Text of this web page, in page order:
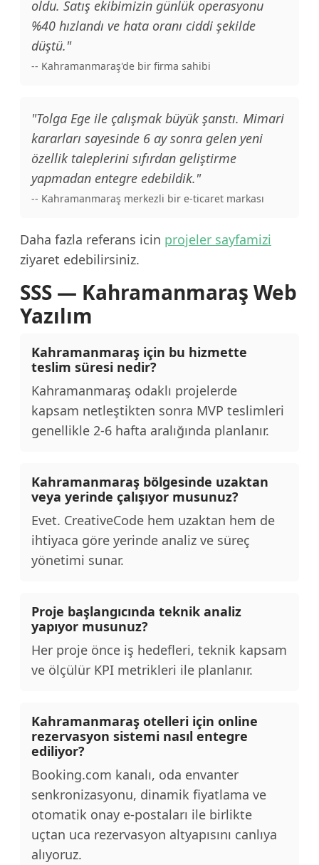
oldu. Satış ekibimizin günlük operasyonu
%40 hızlandı ve hata oranı ciddi şekilde
düştü."
-- Kahramanmaraş'de bir firma sahibi
"Tolga Ege ile çalışmak büyük şanstı. Mimari
kararları sayesinde 6 ay sonra gelen yeni
özellik taleplerini sıfırdan geliştirme
yapmadan entegre edebildik."
-- Kahramanmaraş merkezli bir e-ticaret markası
Daha fazla referans icin projeler sayfamizi
ziyaret edebilirsiniz.
SSS — Kahramanmaraş Web
Yazılım
Kahramanmaraş için bu hizmette
teslim süresi nedir?
Kahramanmaraş odaklı projelerde
kapsam netleştikten sonra MVP teslimleri
genellikle 2-6 hafta aralığında planlanır.
Kahramanmaraş bölgesinde uzaktan
veya yerinde çalışıyor musunuz?
Evet. CreativeCode hem uzaktan hem de
ihtiyaca göre yerinde analiz ve süreç
yönetimi sunar.
Proje başlangıcında teknik analiz
yapıyor musunuz?
Her proje önce iş hedefleri, teknik kapsam
ve ölçülür KPI metrikleri ile planlanır.
Kahramanmaraş otelleri için online
rezervasyon sistemi nasıl entegre
ediliyor?
Booking.com kanalı, oda envanter
senkronizasyonu, dinamik fiyatlama ve
otomatik onay e-postaları ile birlikte
uçtan uca rezervasyon altyapısını canlıya
alıyoruz.